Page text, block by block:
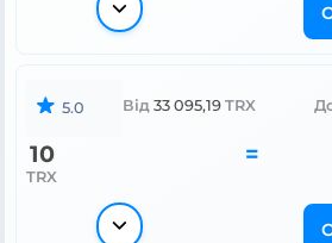
5.0 Від 33 095,19 TRX
10
TRX
=